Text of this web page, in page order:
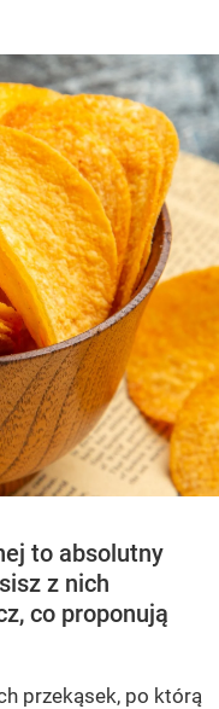
to absolutny
z nich
co proponują
przekąsek, po którą